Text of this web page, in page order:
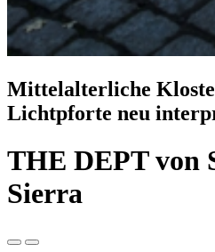
Mittelalterliche
Lichtpforte neu
THE DEPT von
Sierra